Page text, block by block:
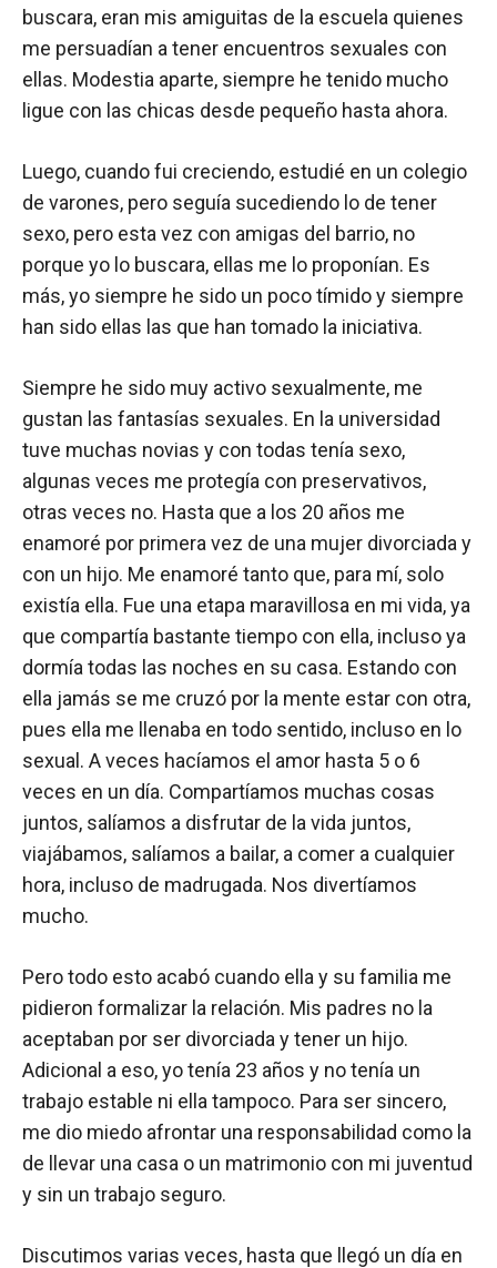
buscara, eran mis amiguitas de la escuela quienes
me persuadían a tener encuentros sexuales con
ellas. Modestia aparte, siempre he tenido mucho
ligue con las chicas desde pequeño hasta ahora.
Luego, cuando fui creciendo, estudié en un colegio
de varones, pero seguía sucediendo lo de tener
sexo, pero esta vez con amigas del barrio, no
porque yo lo buscara, ellas me lo proponían. Es
más, yo siempre he sido un poco tímido y siempre
han sido ellas las que han tomado la iniciativa.
Siempre he sido muy activo sexualmente, me
gustan las fantasías sexuales. En la universidad
tuve muchas novias y con todas tenía sexo,
algunas veces me protegía con preservativos,
otras veces no. Hasta que a los 20 años me
enamoré por primera vez de una mujer divorciada y
con un hijo. Me enamoré tanto que, para mí, solo
existía ella. Fue una etapa maravillosa en mi vida, ya
que compartía bastante tiempo con ella, incluso ya
dormía todas las noches en su casa. Estando con
ella jamás se me cruzó por la mente estar con otra,
pues ella me llenaba en todo sentido, incluso en lo
sexual. A veces hacíamos el amor hasta 5 o 6
veces en un día. Compartíamos muchas cosas
juntos, salíamos a disfrutar de la vida juntos,
viajábamos, salíamos a bailar, a comer a cualquier
hora, incluso de madrugada. Nos divertíamos
mucho.
Pero todo esto acabó cuando ella y su familia me
pidieron formalizar la relación. Mis padres no la
aceptaban por ser divorciada y tener un hijo.
Adicional a eso, yo tenía 23 años y no tenía un
trabajo estable ni ella tampoco. Para ser sincero,
me dio miedo afrontar una responsabilidad como la
de llevar una casa o un matrimonio con mi juventud
y sin un trabajo seguro.
Discutimos varias veces, hasta que llegó un día en